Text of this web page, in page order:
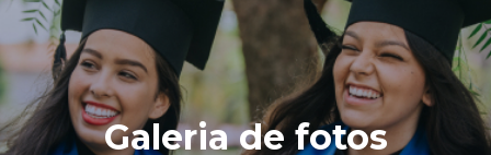
Galeria de fotos